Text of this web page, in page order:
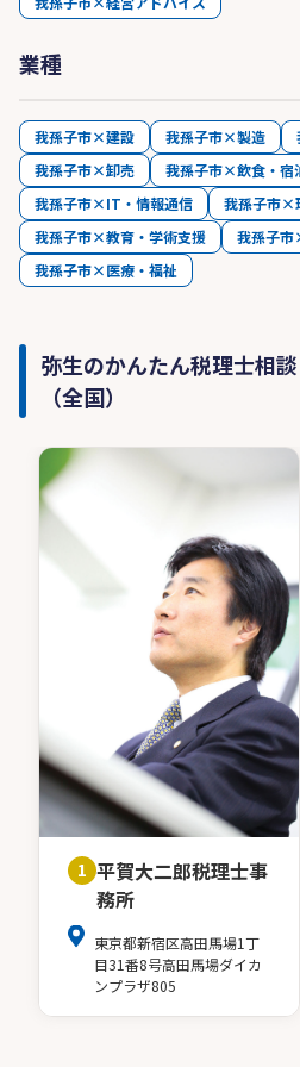
業種
我孫子市×建設 我孫子市×製造
我孫子市×卸売
我孫子市×飲食・宿
我孫子市×IT・情報通信
我孫子市×
我孫子市×教育・学術支援
我孫子
我孫子市×医療・福祉
弥生のかんたん税理士相
（全国）
1 平賀大二郎税理士事
務所
東京都新宿区高田馬場1丁
目31番8号高田馬場ダイカ
ンプラザ805